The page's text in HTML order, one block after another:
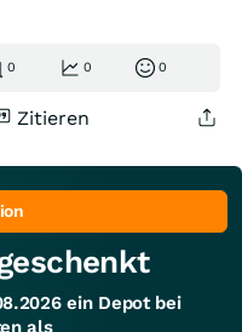
0 0 0
Zitieren
ein Depot bei
als